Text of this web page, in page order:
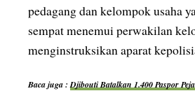
pedagang dan kelompok usaha
sempat menemui perwakilan
menginstruksikan aparat
Baca juga :Djibouti Batalkan 1.400 Paspor